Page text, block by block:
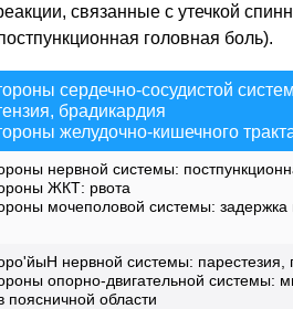
связанные с утечкой
головная боль).
сердечно-сосудистой
брадикардия
желудочно-кишечного
нервной системы:
ЖКТ: рвота
мочеполовой системы:
нервной системы: парестезия,
опорно-двигательной системы:
поясничной области